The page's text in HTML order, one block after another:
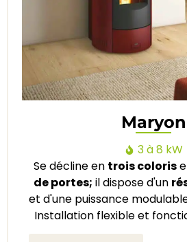
Maryon
3 à 8 kW
Se décline en trois coloris
de portes; il dispose d'un
et d'une puissance
Installation flexible et